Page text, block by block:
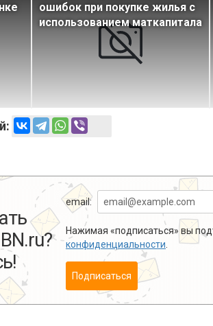
ошибок при покупке жилья с
использованием маткапитала
email:
Нажимая «подписаться» вы
конфиденциальности
Подписаться